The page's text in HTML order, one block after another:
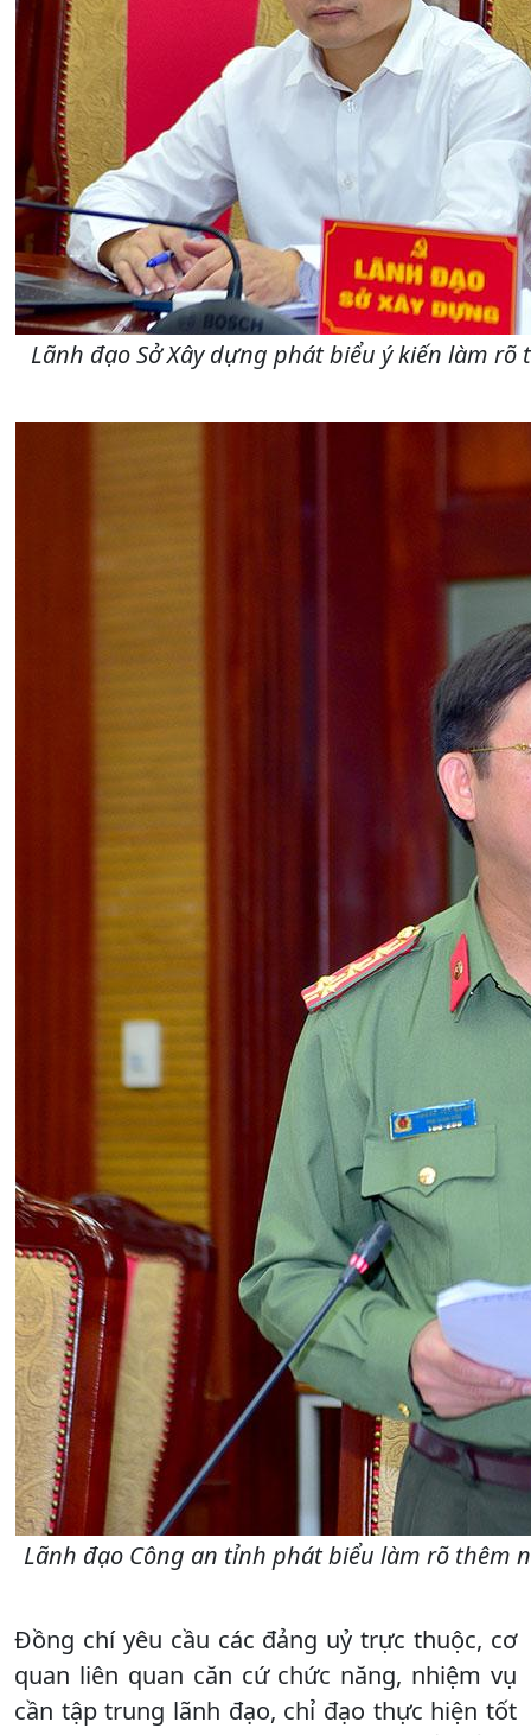
Lãnh đạo Sở Xây dựng phát biểu ý kiến làm
Lãnh đạo Công an tỉnh phát biểu làm rõ
Đồng chí yêu cầu các đảng uỷ trực thuộc, cơ
quan liên quan căn cứ chức năng, nhiệm vụ
cần tập trung lãnh đạo, chỉ đạo thực hiện tốt